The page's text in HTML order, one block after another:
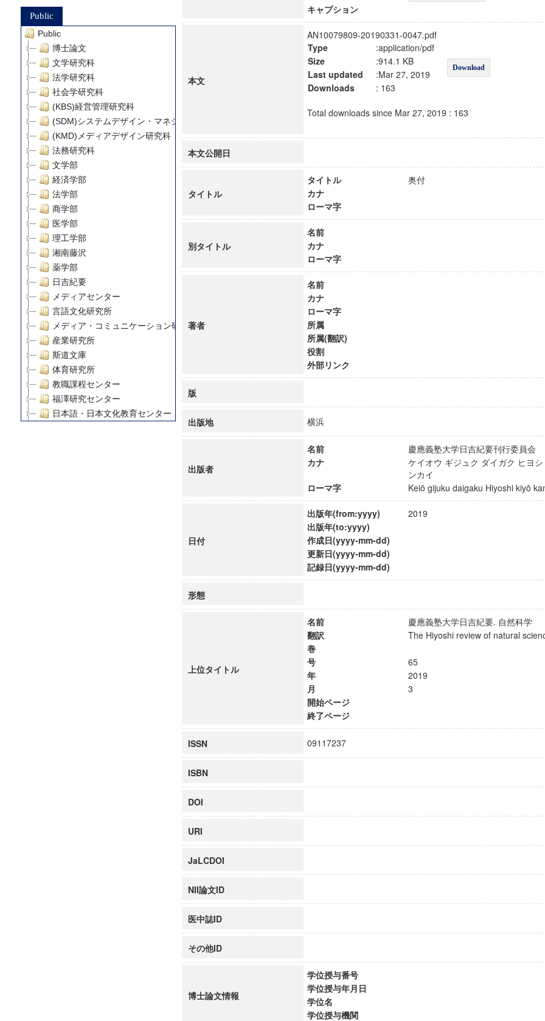
Public
Public
博士論文
文学研究科
法学研究科
社会学研究科
(KBS)経営管理研究科
(SDM)システムデザイン・マネジメント研究科
(KMD)メディアデザイン研究科
法務研究科
文学部
経済学部
法学部
商学部
医学部
理工学部
湘南藤沢
薬学部
日吉紀要
メディアセンター
言語文化研究所
メディア・コミュニケーション研究所
産業研究所
斯道文庫
体育研究所
教職課程センター
福澤研究センター
日本語・日本文化教育センター
グローバルリサーチインスティテュート
慶應義塾大学グローバルCOEプログラム市民社会ガバナンス教育研究センター
慶應義塾大学グローバルCOEプログラム論理と感性の先端的教育研究拠点
博士課程教育リーディングプログラム「超成熟社会発展のサイエンス」
キャプション
本文
AN10079809-20190331-0047.pdf
Type
:application/pdf
Download
Size
:914.1 KB
Last updated
:Mar 27, 2019
Downloads
: 163
Total downloads since Mar 27, 2019 : 163
本文公開日
タイトル
タイトル
奥付
カナ
ローマ字
別タイトル
名前
カナ
ローマ字
著者
名前
カナ
ローマ字
所属
所属(翻訳)
役割
外部リンク
版
出版地 横浜
出版者
名前
慶應義塾大学日吉紀要刊行委員会
カナ
ケイオウ ギジュク ダイガク ヒヨ
ンカイ
ローマ字
Keiō gijuku daigaku Hiyoshi kiyō
日付
出版年(from:yyyy)
2019
出版年(to:yyyy)
作成日(yyyy-mm-dd)
更新日(yyyy-mm-dd)
記録日(yyyy-mm-dd)
形態
上位タイトル
名前
慶應義塾大学日吉紀要. 自然科学
翻訳
The Hiyoshi review of natural
巻
号
65
年
2019
月
3
開始ページ
終了ページ
ISSN 09117237
ISBN
DOI
URI
JaLCDOI
NII論文ID
医中誌ID
その他ID
博士論文情報
学位授与番号
学位授与年月日
学位名
学位授与機関